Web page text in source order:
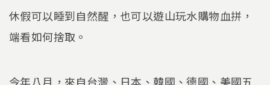
休假可以睡到自然醒，也可以遊山玩水購物血拼，
端看如何捨取。
今年八月，來自台灣、日本、韓國、德國、美國五